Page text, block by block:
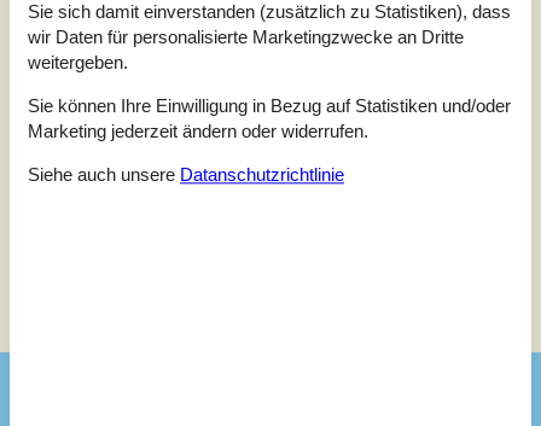
5
4
3
1 (1)
Kommentare
Sie sich damit einverstanden (zusätzlich zu Statistiken), dass
wir Daten für personalisierte Marketingzwecke an Dritte
weitergeben.
Sie können Ihre Einwilligung in Bezug auf Statistiken und/oder
Marketing jederzeit ändern oder widerrufen.
Siehe auch unsere Datanschutzrichtlinie